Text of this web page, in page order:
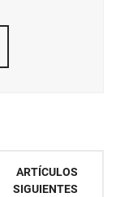
ARTÍCULOS
SIGUIENTES